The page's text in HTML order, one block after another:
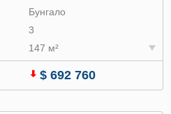
Бунгало
3
147 м²
$ 692 760